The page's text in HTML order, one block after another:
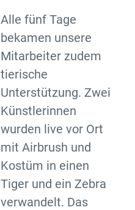
Alle fünf Tage
bekamen unsere
Mitarbeiter zudem
tierische
Unterstützung. Zwei
Künstlerinnen
wurden live vor Ort
mit Airbrush und
Kostüm in einen
Tiger und ein Zebra
verwandelt. Das